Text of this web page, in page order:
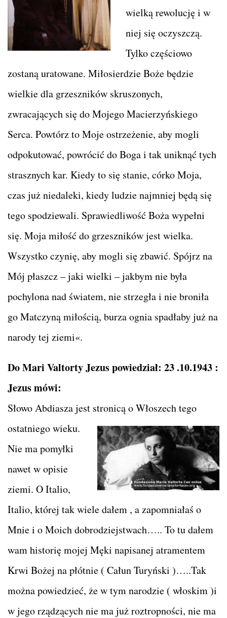
wielką rewolucję i w
niej się oczyszczą.
Tylko częściowo
zostaną uratowane. Miłosierdzie Boże będzie
wielkie dla grzeszników skruszonych,
zwracających się do Mojego Macierzyńskiego
Serca. Powtórz to Moje ostrzeżenie, aby mogli
odpokutować, powrócić do Boga i tak uniknąć tych
strasznych kar. Kiedy to się stanie, córko Moja,
czas już niedaleki, kiedy ludzie najmniej będą się
tego spodziewali. Sprawiedliwość Boża wypełni
się. Moja miłość do grzeszników jest wielka.
Wszystko czynię, aby mogli się zbawić. Spójrz na
Mój płaszcz – jaki wielki – jakbym nie była
pochylona nad światem, nie strzegła i nie broniła
go Matczyną miłością, burza ognia spadłaby już na
narody tej ziemi«.
Do Mari Valtorty Jezus powiedział: 23 .10.1943 :
Jezus mówi:
Słowo Abdiasza jest stronicą o Włoszech tego
ostatniego wieku.
Nie ma pomyłki
nawet w opisie
ziemi. O Italio,
Italio, której tak wiele dałem , a zapomniałaś o
Mnie i o Moich dobrodziejstwach….. To tu dałem
wam historię mojej Męki napisanej atramentem
Krwi Bożej na płótnie ( Całun Turyński )…..Tak
można powiedzieć, że w tym narodzie ( włoskim )i
w jego rządzących nie ma już roztropności, nie ma